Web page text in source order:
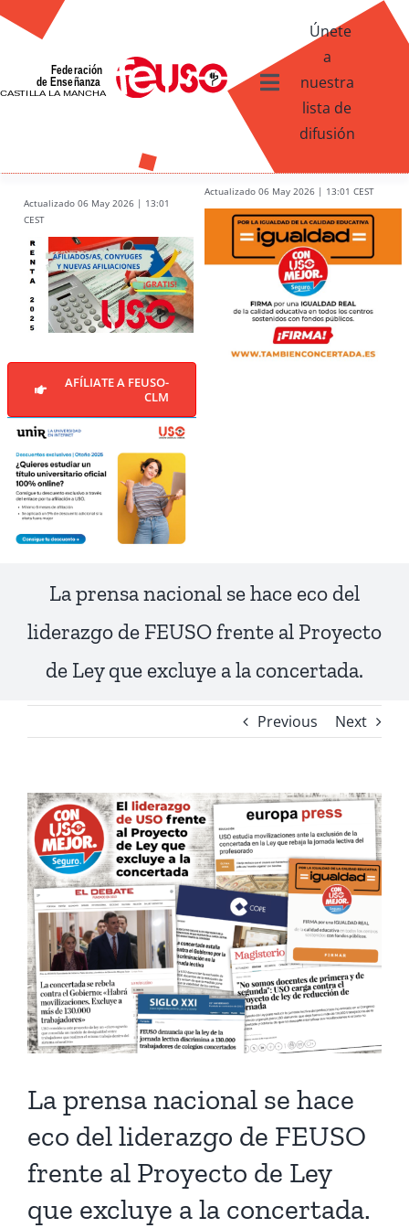
Skip
content
Toggle
Navigation
¿Qué te ofrece FEUSO?
Contacto
Únete
a
nuestra
lista de
difusión
Actualizado 06 May 2026 | 13:01
CEST
Actualizado 06 May 2026 | 13:01 CEST
AFÍLIATE A FEUSO-
CLM
La prensa nacional se hace eco del
liderazgo de FEUSO frente al Proyecto
de Ley que excluye a la concertada.
Previous Next
View
Larger
Image
La prensa nacional se hace
eco del liderazgo de FEUSO
frente al Proyecto de Ley
que excluye a la concertada.